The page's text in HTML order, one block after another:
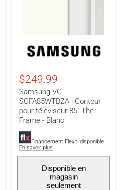
VG-
SCFA85WTBZA
pour
téléviseur
85"
The
Frame
$249.99
Samsung VG-
SCFA85WTBZA | Contour
pour téléviseur 85" The
Frame - Blanc
Financement Flexiti disponible.
En savoir plus
Disponible en
magasin
seulement